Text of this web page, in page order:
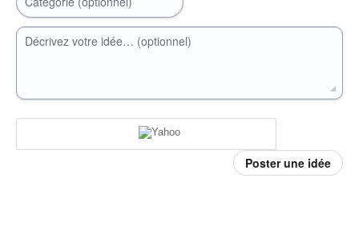
Décrivez votre idée… (optionnel)
Poster une idée